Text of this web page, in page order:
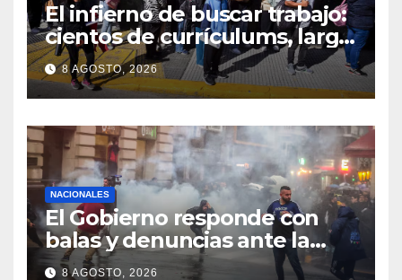
El infierno de buscar trabajo:
cientos de currículums, larga
espera y menos puestos
registrados
8 AGOSTO, 2026
NACIONALES
El Gobierno responde con
balas y denuncias ante la
protesta
8 AGOSTO, 2026